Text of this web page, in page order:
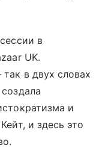
в
UK.
в двух словах
и
и здесь это